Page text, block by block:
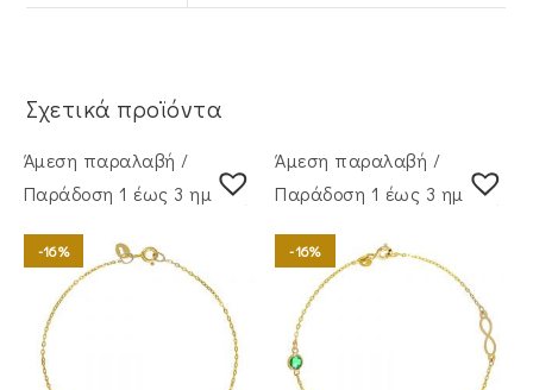
Σχετικά προϊόντα
Άμεση παραλαβή /
Παράδoση 1 έως 3 ημέρες
-16%
Άμεση παραλαβή /
Παράδoση 1 έως 3 ημέρες
-16%